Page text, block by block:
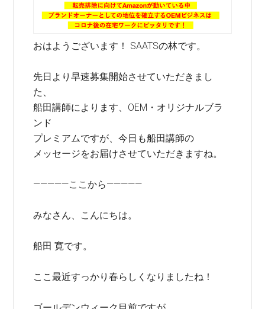
おはようございます！ SAATSの林です。
先日より早速募集開始させていただきまし
た、
船田講師によります、OEM・オリジナルブラ
ンド
プレミアムですが、今日も船田講師の
メッセージをお届けさせていただきますね。
—————ここから—————
みなさん、こんにちは。
船田 寛です。
ここ最近すっかり春らしくなりましたね！